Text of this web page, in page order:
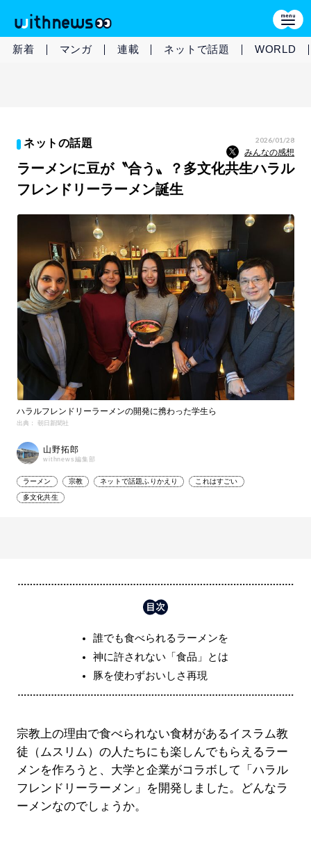
新着 マンガ 連載 ネットで話題 WORLD
ネットの話題 2026/01/28
みんなの感想
ラーメンに豆が〝合う〟？多文化共生ハラル
フレンドリーラーメン誕生
ハラルフレンドリーラーメンの開発に携わった学生ら
出典： 朝日新聞社
山野拓郎
withnews編集部
ラーメン 宗教 ネットで話題ふりかえり これはすごい
多文化共生
誰でも食べられるラーメンを
神に許されない「食品」とは
豚を使わずおいしさ再現
宗教上の理由で食べられない食材があるイスラム教
徒（ムスリム）の人たちにも楽しんでもらえるラー
メンを作ろうと、大学と企業がコラボして「ハラル
フレンドリーラーメン」を開発しました。どんなラ
ーメンなのでしょうか。